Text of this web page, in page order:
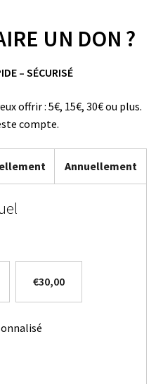
UN DON ?
– SÉCURISÉ
offrir : 5€, 15€, 30€ ou plus.
compte.
Annuellement
€30,00